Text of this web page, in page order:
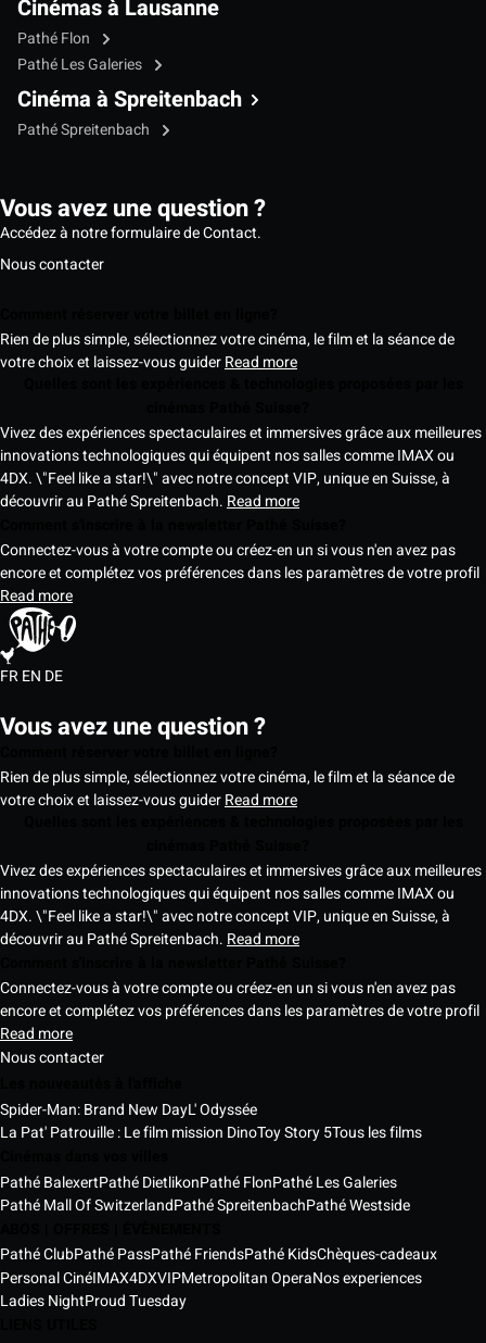
Cinémas à Lausanne
Pathé Flon
Pathé Les Galeries
Cinéma à Spreitenbach
Pathé Spreitenbach
Vous avez une question ?
Accédez à notre formulaire de Contact.
Nous contacter
Rien de plus simple, sélectionnez votre cinéma, le film et la séance de
votre choix et laissez-vous guiderRead more
Vivez des expériences spectaculaires et immersives grâce aux meilleures
innovations technologiques qui équipent nos salles comme IMAX ou
4DX. \"Feel like a star!\" avec notre concept VIP, unique en Suisse, à
découvrir au Pathé Spreitenbach. Read more
Connectez-vous à votre compte ou créez-en un si vous n'en avez pas
encore et complétez vos préférences dans les paramètres de votre profil
Read more
FREN DE
Vous avez une question ?
Rien de plus simple, sélectionnez votre cinéma, le film et la séance de
votre choix et laissez-vous guiderRead more
Vivez des expériences spectaculaires et immersives grâce aux meilleures
innovations technologiques qui équipent nos salles comme IMAX ou
4DX. \"Feel like a star!\" avec notre concept VIP, unique en Suisse, à
découvrir au Pathé Spreitenbach. Read more
Connectez-vous à votre compte ou créez-en un si vous n'en avez pas
encore et complétez vos préférences dans les paramètres de votre profil
Read more
Nous contacter
Spider-Man: Brand New DayL' Odyssée
La Pat' Patrouille : Le film mission DinoToy Story 5Tous les films
Pathé BalexertPathé DietlikonPathé FlonPathé Les Galeries
Pathé Mall Of SwitzerlandPathé SpreitenbachPathé Westside
Pathé ClubPathé PassPathé FriendsPathé KidsChèques-cadeaux
Personal CinéIMAX4DXVIPMetropolitan OperaNos experiences
Ladies NightProud Tuesday